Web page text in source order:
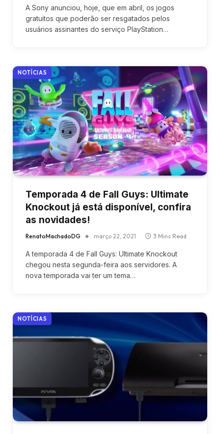
A Sony anunciou, hoje, que em abril, os jogos
gratuitos que poderão ser resgatados pelos
usuários assinantes do serviço PlayStation…
NOTÍCIAS
Temporada 4 de Fall Guys: Ultimate
Knockout já está disponível, confira
as novidades!
RenatoMachadoDG março 22, 2021 3 Mins Read
A temporada 4 de Fall Guys: Ultimate Knockout
chegou nesta segunda-feira aos servidores. A
nova temporada vai ter um tema…
NOTÍCIAS